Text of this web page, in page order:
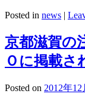
Posted in news
京都滋賀
Ｏに掲載さ
Posted on 2012年12